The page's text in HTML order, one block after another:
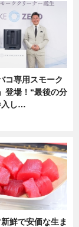
コ専用スモーク
登場！“最後の分
入し…
鮮で安価な生ま